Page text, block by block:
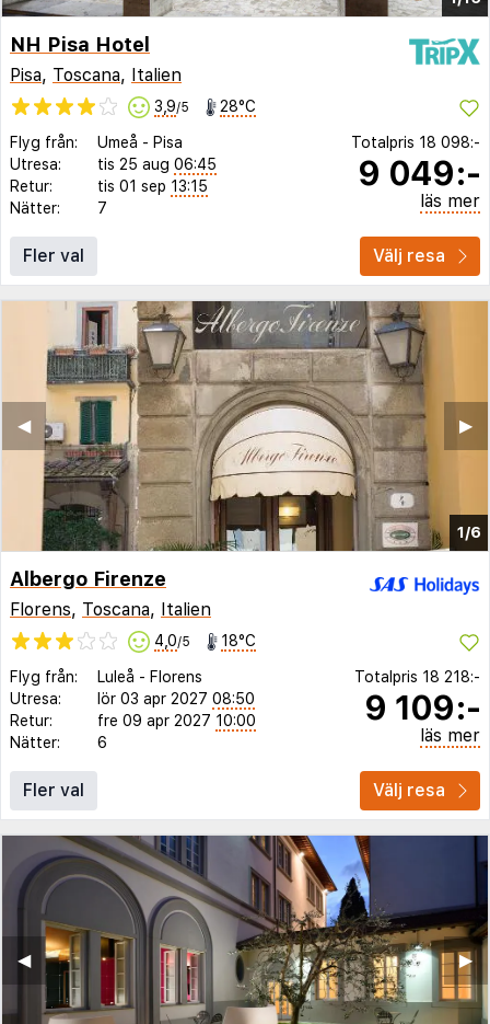
NH Pisa Hotel
Pisa, Toscana, Italien
3,9/5 28°C
Flyg från: Umeå - Pisa
Utresa:
tis 25 aug 06:45
Retur:
tis 01 sep 13:15
Nätter:
7
Totalpris 18 098:-
9 049:-
läs mer
Fler val Välj resa
1/6
▶︎
◀︎
Albergo Firenze
Florens, Toscana, Italien
4,0/5 18°C
Flyg från: Luleå - Florens
Utresa:
lör 03 apr 2027 08:50
Retur:
fre 09 apr 2027 10:00
Nätter:
6
Totalpris 18 218:-
9 109:-
läs mer
Fler val Välj resa
▶︎
◀︎